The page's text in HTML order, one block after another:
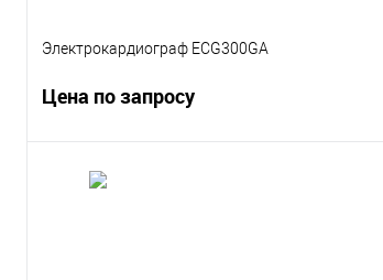
Электрокардиограф ECG300GA
Цена по запросу